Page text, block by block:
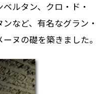
ルタン、クロ・ド・
など、有名なグラン・
ヌの礎を築きました。